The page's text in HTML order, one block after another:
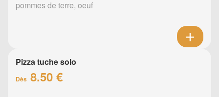
pommes de terre, oeuf
Pizza tuche solo
Dès 8.50 €